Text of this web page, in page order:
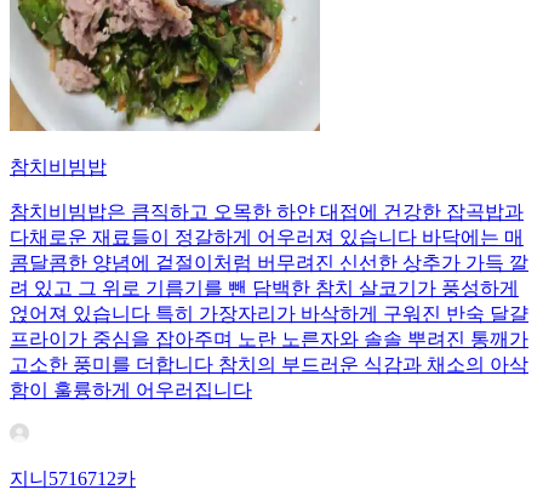
참치비빔밥
참치비빔밥은 큼직하고 오목한 하얀 대접에 건강한 잡곡밥과
다채로운 재료들이 정갈하게 어우러져 있습니다 바닥에는 매
콤달콤한 양념에 겉절이처럼 버무려진 신선한 상추가 가득 깔
려 있고 그 위로 기름기를 뺀 담백한 참치 살코기가 풍성하게
얹어져 있습니다 특히 가장자리가 바삭하게 구워진 반숙 달걀
프라이가 중심을 잡아주며 노란 노른자와 솔솔 뿌려진 통깨가
고소한 풍미를 더합니다 참치의 부드러운 식감과 채소의 아삭
함이 훌륭하게 어우러집니다
지니5716712카